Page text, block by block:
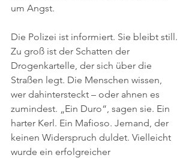
um Angst.
Die Polizei ist informiert. Sie bleibt still.
Zu groß ist der Schatten der
Drogenkartelle, der sich über die
Straßen legt. Die Menschen wissen,
wer dahintersteckt – oder ahnen es
zumindest. „Ein Duro“, sagen sie. Ein
harter Kerl. Ein Mafioso. Jemand, der
keinen Widerspruch duldet. Vielleicht
wurde ein erfolgreicher